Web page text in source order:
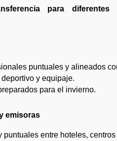
para diferentes
puntuales y alineados
y equipaje.
para el invierno.
emisoras
puntuales entre hoteles,